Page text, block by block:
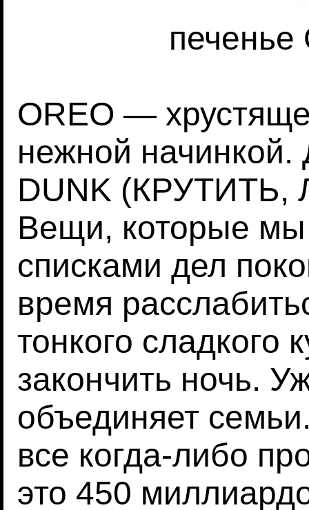
печенье
OREO —
нежной начинкой.
DUNK
Вещи, которые
списками дел
время
тонкого сладкого
закончить ночь.
объединяет
все когда-либо
это 450